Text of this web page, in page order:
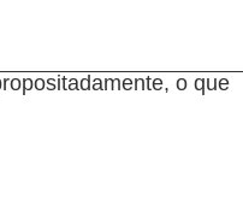
o que